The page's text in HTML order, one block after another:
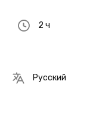
2 ч
Русский